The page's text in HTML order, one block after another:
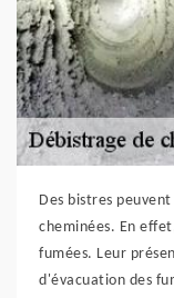
Des bistres
cheminées. En
fumées. Leur
d'évacuation des